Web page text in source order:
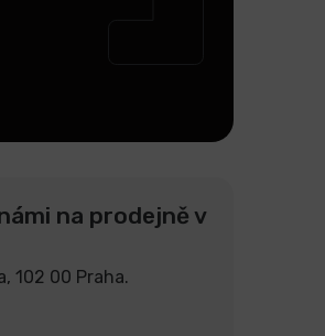
na prodejně v
102 00 Praha.